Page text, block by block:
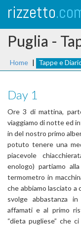
rizzetto
Puglia -
Home | Tappe e
Day 1
Ore 3 di mattina,
viaggiamo di notte ed
in del nostro primo
potuto tenere una
piacevole
enologo) partiamo
termometro in
che abbiamo lasciato a
svolge abbastanza
affamati e al primo
“dieta pugliese” che